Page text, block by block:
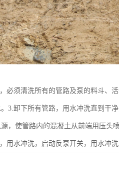
必须清洗所有的管路及泵的料斗、
3.卸下所有管路，用水冲洗直到干
，使管路内的混凝土从前端用压头
用水冲洗，启动反泵开关，用水冲洗